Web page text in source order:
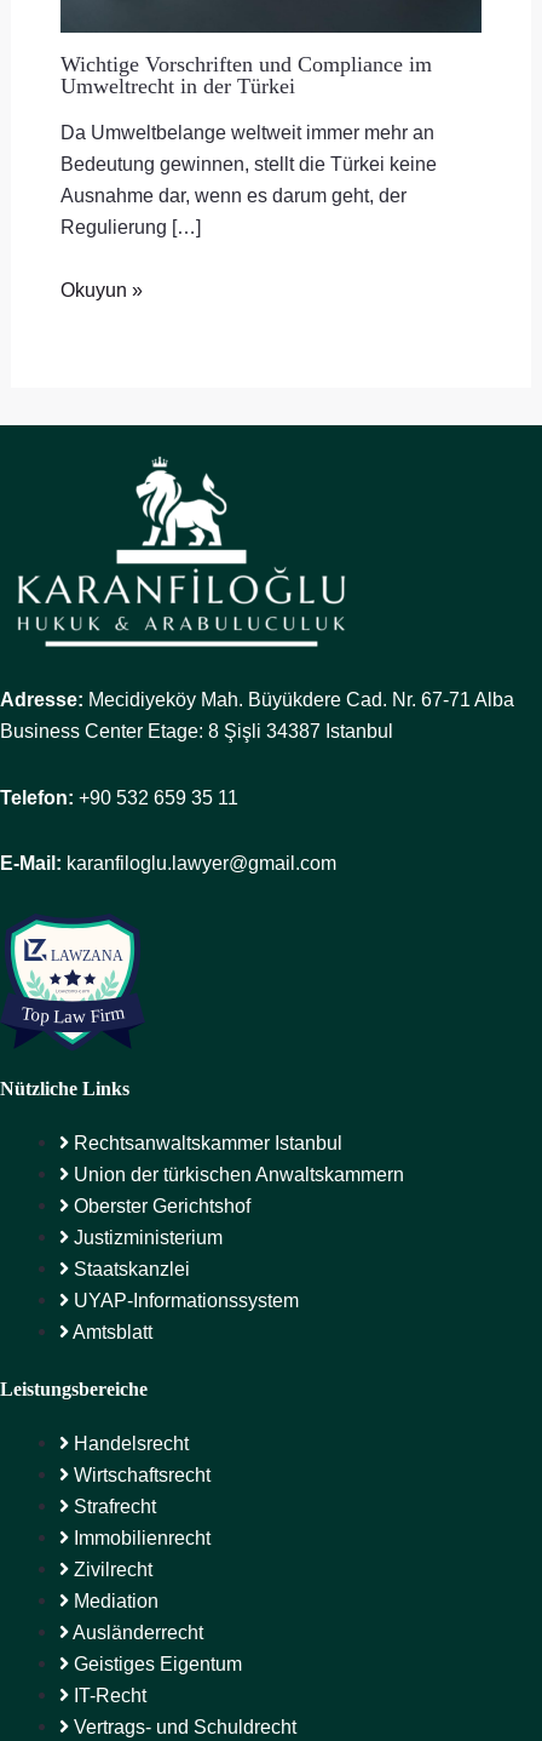
Wichtige Vorschriften und Compliance im
Umweltrecht in der Türkei
Da Umweltbelange weltweit immer mehr an
Bedeutung gewinnen, stellt die Türkei keine
Ausnahme dar, wenn es darum geht, der
Regulierung […]
Okuyun »
Adresse: Mecidiyeköy Mah. Büyükdere Cad. Nr. 67-71 Alba
Business Center Etage: 8 Şişli 34387 Istanbul
Telefon: +90 532 659 35 11
E-Mail: karanfiloglu.lawyer@gmail.com
Nützliche Links
Rechtsanwaltskammer Istanbul
Union der türkischen Anwaltskammern
Oberster Gerichtshof
Justizministerium
Staatskanzlei
UYAP-Informationssystem
Amtsblatt
Leistungsbereiche
Handelsrecht
Wirtschaftsrecht
Strafrecht
Immobilienrecht
Zivilrecht
Mediation
Ausländerrecht
Geistiges Eigentum
IT-Recht
Vertrags- und Schuldrecht